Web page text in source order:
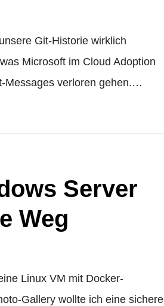
Git-Historie wirklich
Microsoft im Cloud Adoption
Messages verloren gehen.…
Server
Weg
Linux VM mit Docker-
Gallery wollte ich eine sichere